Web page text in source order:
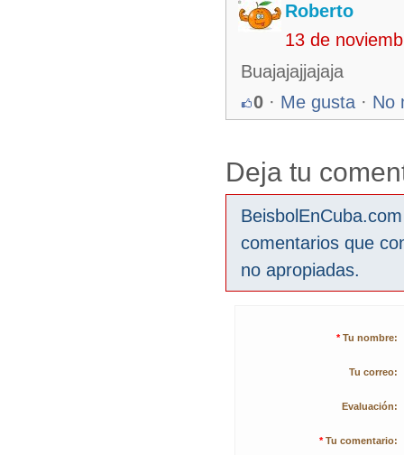
Roberto
13 de
Buajajajjajaja
0 · Me gusta · No
Deja tu
comentarios que
no apropiadas.
* Tu nombre:
Tu correo:
Evaluación:
* Tu comentario: